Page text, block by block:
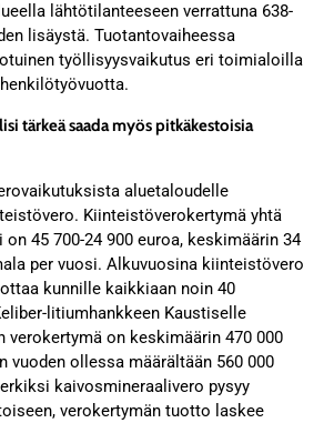
lähtötilanteeseen verrattuna 638-
lisäystä. Tuotantovaiheessa
työllisyysvaikutus eri toimialoilla
tärkeä saada myös pitkäkestoisia
aluetaloudelle
Kiinteistöverokertymä yhtä
45 700-24 900 euroa, keskimäärin 34
per vuosi. Alkuvuosina kiinteistövero
kunnille kaikkiaan noin 40
litiumhankkeen Kaustiselle
verokertymä on keskimäärin 470 000
vuoden ollessa määrältään 560 000
kaivosmineraalivero pysyy
verokertymän tuotto laskee